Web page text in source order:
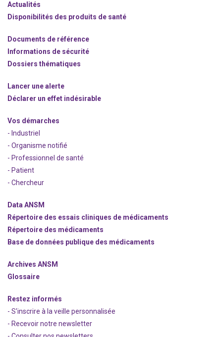
Actualités
Disponibilités des produits de santé
Documents de référence
Informations de sécurité
Dossiers thématiques
Lancer une alerte
Déclarer un effet indésirable
Vos démarches
- Industriel
- Organisme notifié
- Professionnel de santé
- Patient
- Chercheur
Data ANSM
Répertoire des essais cliniques de médicaments
Répertoire des médicaments
Base de données publique des médicaments
Archives ANSM
Glossaire
Restez informés
- S'inscrire à la veille personnalisée
- Recevoir notre newsletter